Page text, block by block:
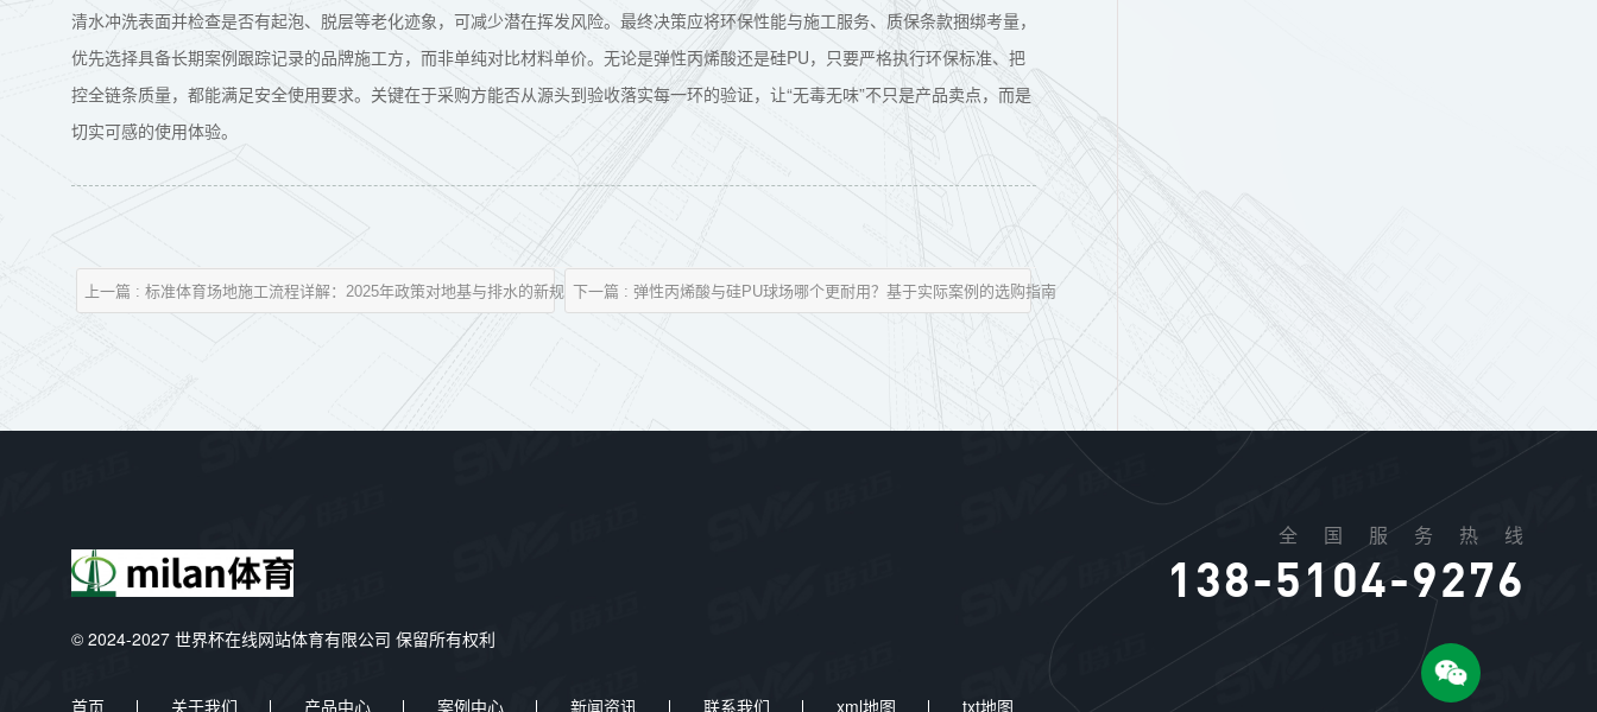
清水冲洗表面并检查是否有起泡、脱层等老化迹象，可减少潜在挥发风险。最终决策应将环保性能与施工服务、质保条款捆绑考量，
优先选择具备长期案例跟踪记录的品牌施工方，而非单纯对比材料单价。无论是弹性丙烯酸还是硅PU，只要严格执行环保标准、把
控全链条质量，都能满足安全使用要求。关键在于采购方能否从源头到验收落实每一环的验证，让“无毒无味”不只是产品卖点，而是
切实可感的使用体验。
上一篇 : 标准体育场地施工流程详解：2025年政策对地基与排水的新规范下一篇 : 弹性丙烯酸与硅PU球场哪个更耐用？基于实际案例的选购指南
© 2024-2027 世界杯在线网站体育有限公司 保留所有权利
首页 关于我们 产品中心 案例中心 新闻资讯 联系我们 xml地图 txt地图
全国服务热线
138-5104-9276